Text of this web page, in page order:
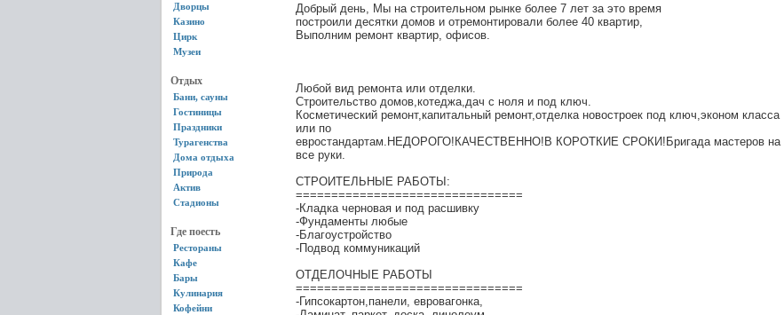
Дворцы
Казино
Цирк
Музеи
Отдых
Бани, сауны
Гостиницы
Праздники
Турагенства
Дома отдыха
Природа
Актив
Стадионы
Где поесть
Рестораны
Кафе
Бары
Кулинария
Кофейни
Добрый день, Мы на строительном рынке более 7 лет за это время
построили десятки домов и отремонтировали более 40 квартир,
Выполним ремонт квартир, офисов.
Любой вид ремонта или отделки.
Строительство домов,котеджа,дач с ноля и под ключ.
Косметический ремонт,капитальный ремонт,отделка новостроек под ключ,эконом класса
или по
евростандартам.НЕДОРОГО!КАЧЕСТВЕННО!В КОРОТКИЕ СРОКИ!Бригада мастеров на
все руки.
СТРОИТЕЛЬНЫЕ РАБОТЫ:
================================
-Кладка черновая и под расшивку
-Фундаменты любые
-Благоустройство
-Подвод коммуникаций
ОТДЕЛОЧНЫЕ РАБОТЫ
================================
-Гипсокартон,панели, евровагонка,